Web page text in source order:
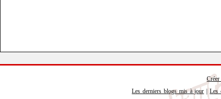
Les derniers blogs mis à jour |Les